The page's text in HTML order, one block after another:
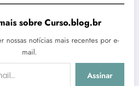
sobre Curso.blog.br
nossas notícias mais recentes por e-
mail.
Assinar